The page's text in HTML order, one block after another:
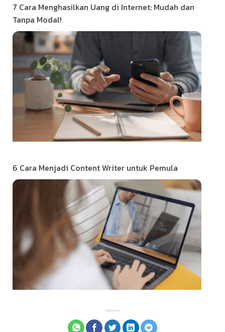
7 Cara Menghasilkan Uang di Internet: Mudah dan
Tanpa Modal!
6 Cara Menjadi Content Writer untuk Pemula